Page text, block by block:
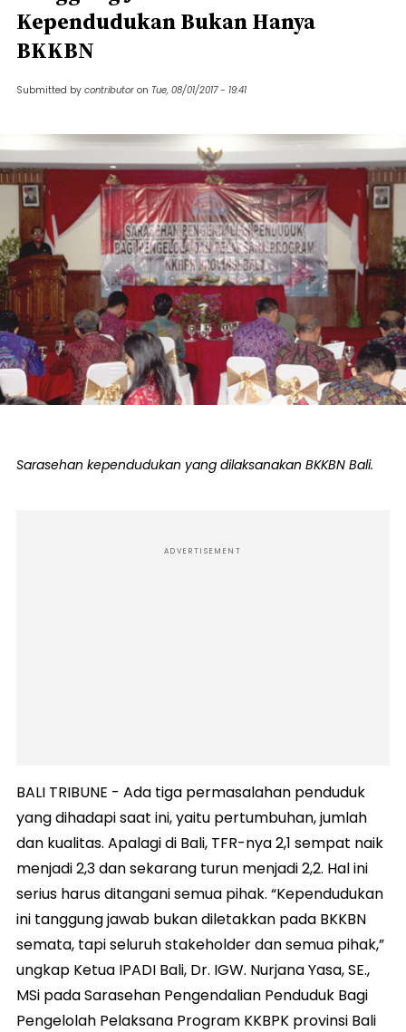
Kependudukan Bukan Hanya
BKKBN
Submitted by contributor on Tue, 08/01/2017 - 19:41
Sarasehan kependudukan yang dilaksanakan BKKBN Bali.
ADVERTISEMENT
BALI TRIBUNE - Ada tiga permasalahan penduduk
yang dihadapi saat ini, yaitu pertumbuhan, jumlah
dan kualitas. Apalagi di Bali, TFR-nya 2,1 sempat naik
menjadi 2,3 dan sekarang turun menjadi 2,2. Hal ini
serius harus ditangani semua pihak. “Kependudukan
ini tanggung jawab bukan diletakkan pada BKKBN
semata, tapi seluruh stakeholder dan semua pihak,”
ungkap Ketua IPADI Bali, Dr. IGW. Nurjana Yasa, SE.,
MSi pada Sarasehan Pengendalian Penduduk Bagi
Pengelolah Pelaksana Program KKBPK provinsi Bali